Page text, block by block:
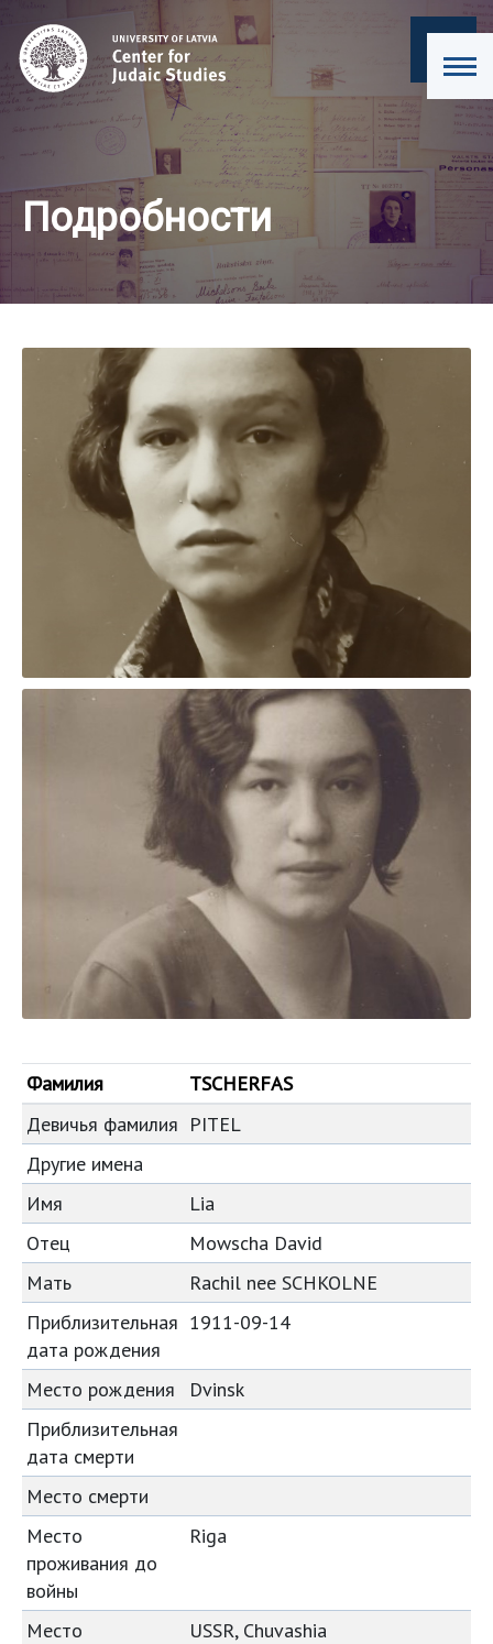
Подробности
Фамилия
TSCHERFAS
Девичья фамилия PITEL
Другие имена
Имя
Lia
Отец
Mowscha David
Мать
Rachil nee SCHKOLNE
Приблизительная
дата рождения
1911-09-14
Место рождения
Dvinsk
Приблизительная
дата смерти
Место смерти
Место
проживания до
войны
Riga
Место
USSR, Chuvashia